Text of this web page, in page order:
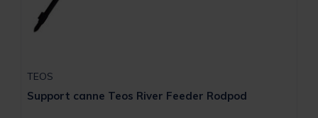
TEOS
Support canne Teos River Feeder Rodpod